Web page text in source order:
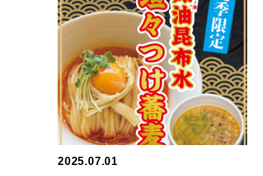
2025.07.01